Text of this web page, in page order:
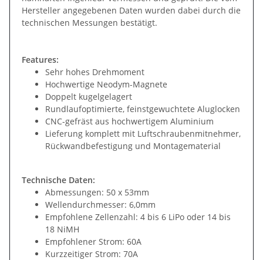
Hersteller angegebenen Daten wurden dabei durch die
technischen Messungen bestätigt.
Features:
Sehr hohes Drehmoment
Hochwertige Neodym-Magnete
Doppelt kugelgelagert
Rundlaufoptimierte, feinstgewuchtete Aluglocken
CNC-gefräst aus hochwertigem Aluminium
Lieferung komplett mit Luftschraubenmitnehmer,
Rückwandbefestigung und Montagematerial
Technische Daten:
Abmessungen: 50 x 53mm
Wellendurchmesser: 6,0mm
Empfohlene Zellenzahl: 4 bis 6 LiPo oder 14 bis
18 NiMH
Empfohlener Strom: 60A
Kurzzeitiger Strom: 70A